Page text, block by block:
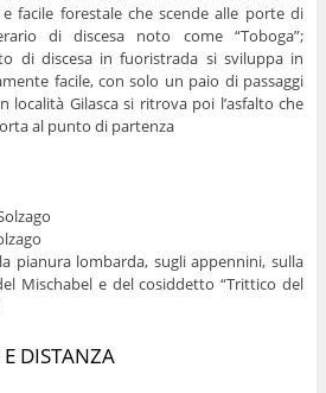
facile forestale che scende alle porte di
di discesa noto come “Toboga”;
di discesa in fuoristrada si sviluppa in
facile, con solo un paio di passaggi
località Gilasca si ritrova poi l’asfalto che
al punto di partenza
pianura lombarda, sugli appennini, sulla
Mischabel e del cosiddetto “Trittico del
DISTANZA